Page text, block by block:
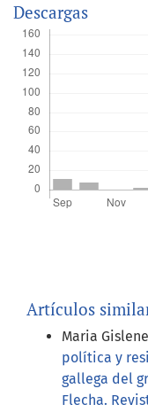
Descargas
Artículos
Maria
política y
gallega del
Flecha.